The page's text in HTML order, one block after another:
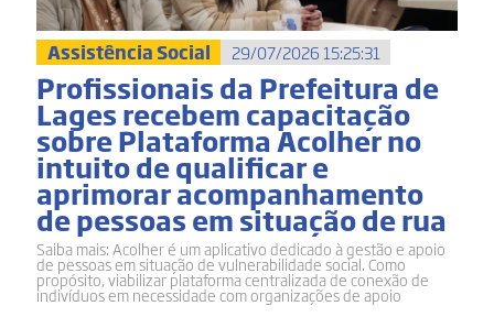
Assistência Social 29/07/2026 15:25:31
Profissionais da Prefeitura de
Lages recebem capacitação
sobre Plataforma Acolher no
intuito de qualificar e
aprimorar acompanhamento
de pessoas em situação de rua
Saiba mais: Acolher é um aplicativo dedicado à gestão e apoio
de pessoas em situação de vulnerabilidade social. Como
propósito, viabilizar plataforma centralizada de conexão de
indivíduos em necessidade com organizações de apoio